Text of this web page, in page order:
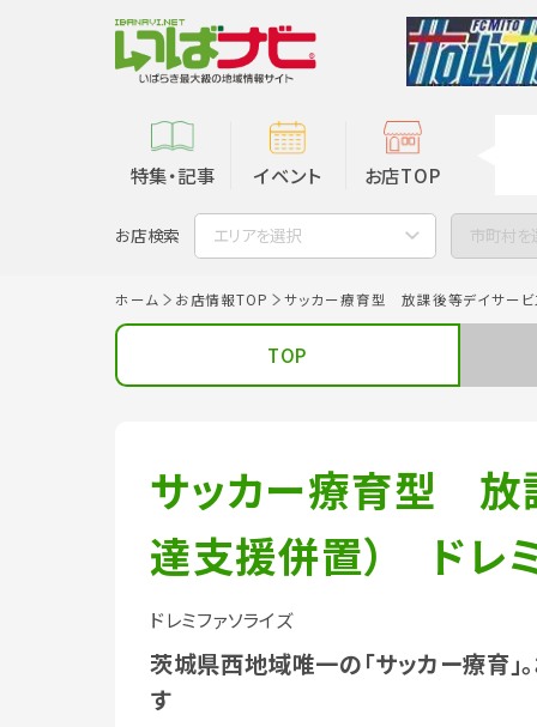
特集・記事 イベント お店TOP
お店検索 エリアを選択 市町村を
ホーム お店情報TOP サッカー療育型 放課後等デイサービ
TOP
サッカー療育型 放
達支援併置） ドレ
ドレミファソライズ
茨城県西地域唯一の「サッカー療育」
す